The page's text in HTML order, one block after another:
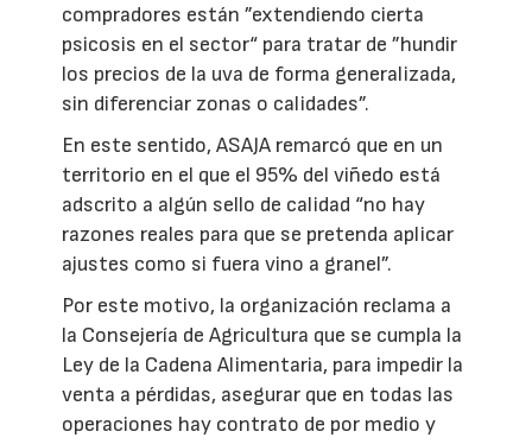
compradores están ”extendiendo cierta
psicosis en el sector“ para tratar de ”hundir
los precios de la uva de forma generalizada,
sin diferenciar zonas o calidades”.
En este sentido, ASAJA remarcó que en un
territorio en el que el 95% del viñedo está
adscrito a algún sello de calidad “no hay
razones reales para que se pretenda aplicar
ajustes como si fuera vino a granel”.
Por este motivo, la organización reclama a
la Consejería de Agricultura que se cumpla la
Ley de la Cadena Alimentaria, para impedir la
venta a pérdidas, asegurar que en todas las
operaciones hay contrato de por medio y